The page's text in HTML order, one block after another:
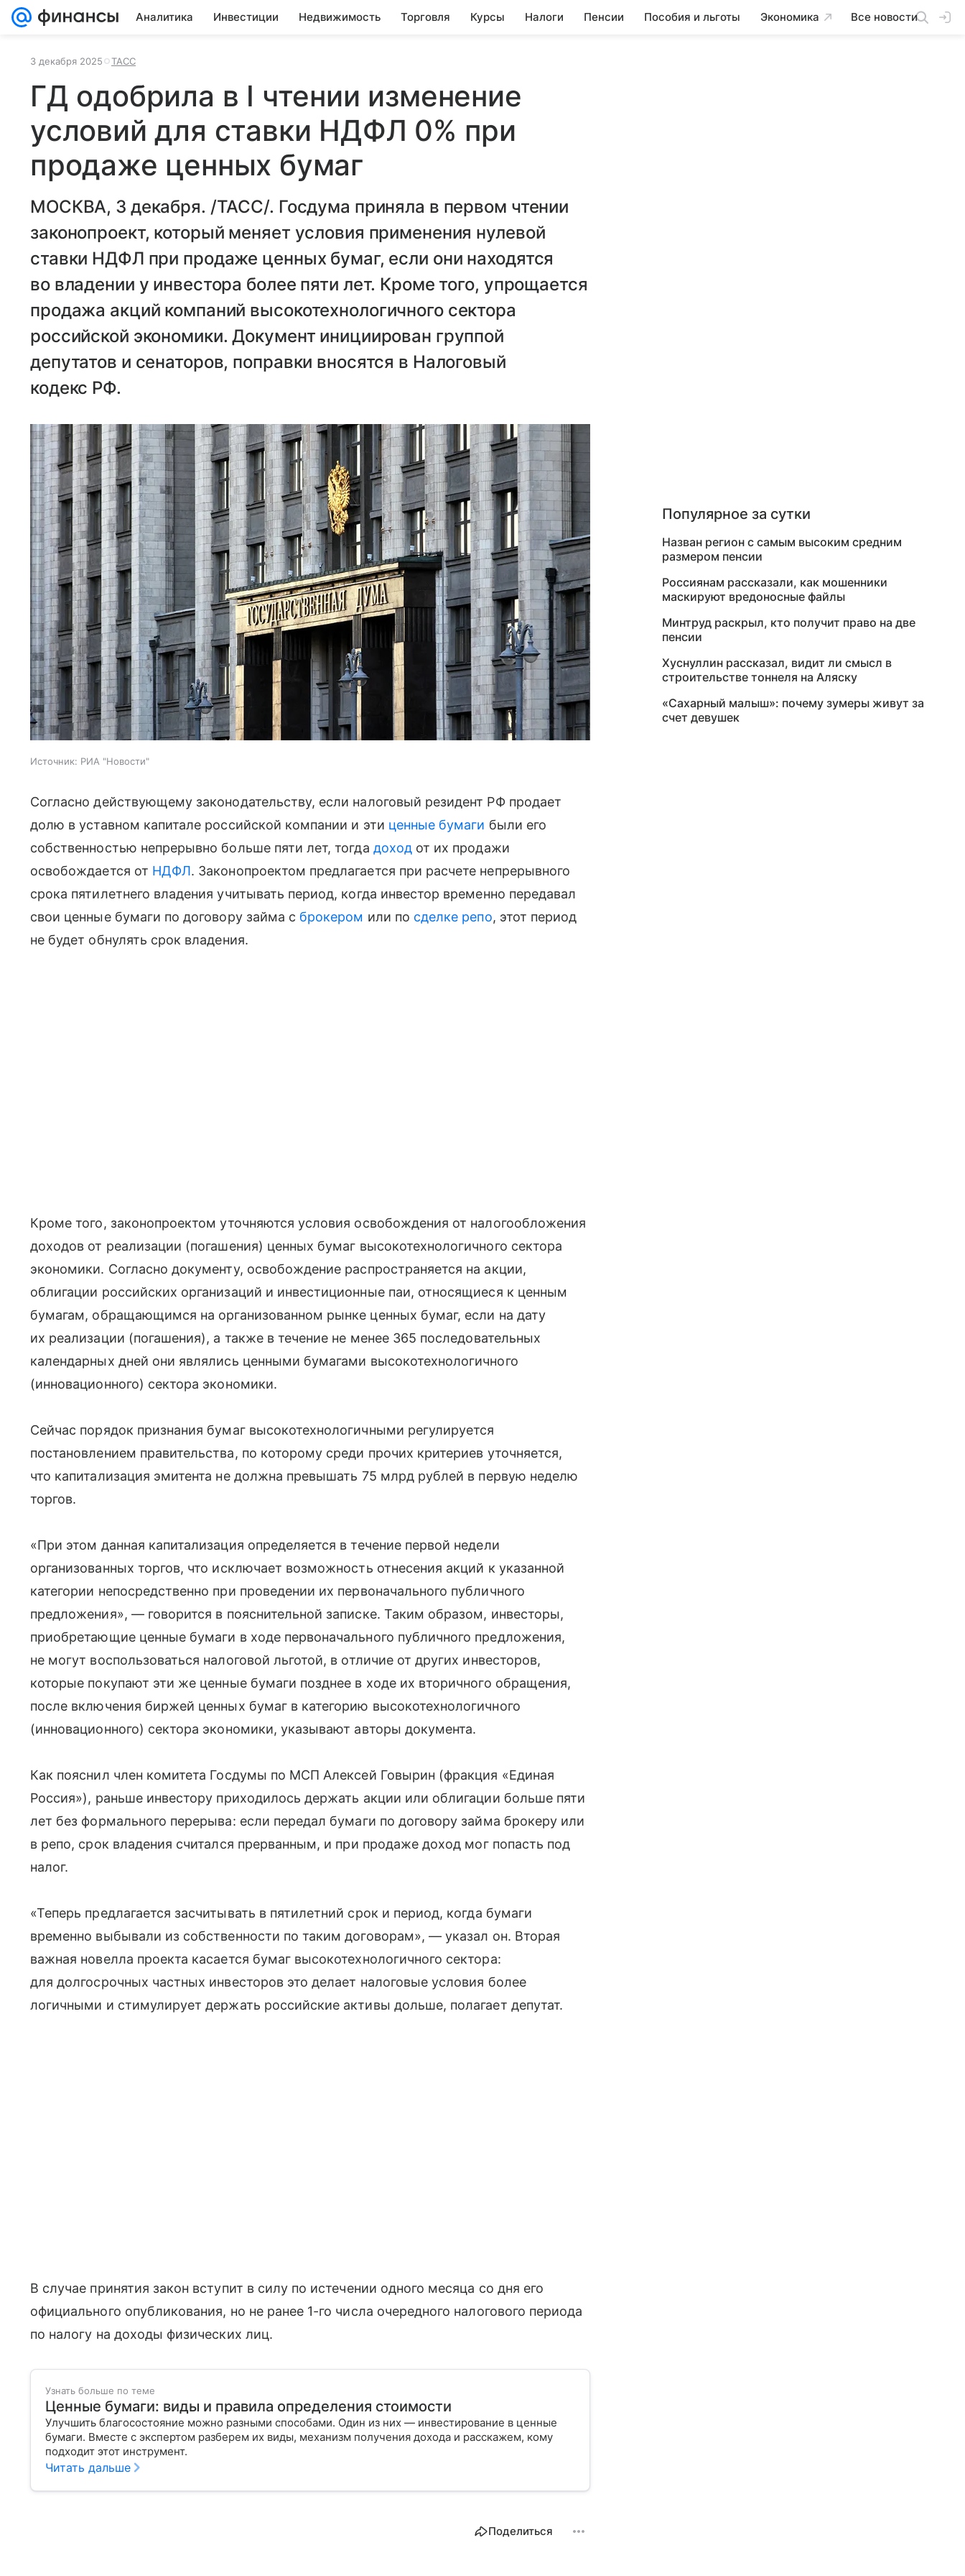
Аналитика Инвестиции Недвижимость Торговля Курсы Налоги Пенсии Пособия и льготы Экономика Все новости
3 декабря 2025 ТАСС
ГД одобрила в I чтении изменение
условий для ставки НДФЛ 0% при
продаже ценных бумаг
МОСКВА, 3 декабря. /ТАСС/. Госдума приняла в первом чтении
законопроект, который меняет условия применения нулевой
ставки НДФЛ при продаже ценных бумаг, если они находятся
во владении у инвестора более пяти лет. Кроме того, упрощается
продажа акций компаний высокотехнологичного сектора
российской экономики. Документ инициирован группой
депутатов и сенаторов, поправки вносятся в Налоговый
кодекс РФ.
Источник: РИА "Новости"
Согласно действующему законодательству, если налоговый резидент РФ продает
долю в уставном капитале российской компании и эти ценные бумаги были его
собственностью непрерывно больше пяти лет, тогда доходот их продажи
освобождается от НДФЛ. Законопроектом предлагается при расчете непрерывного
срока пятилетнего владения учитывать период, когда инвестор временно передавал
свои ценные бумаги по договору займа с брокером или по сделке репо, этот период
не будет обнулять срок владения.
Кроме того, законопроектом уточняются условия освобождения от налогообложения
доходов от реализации (погашения) ценных бумаг высокотехнологичного сектора
экономики. Согласно документу, освобождение распространяется на акции,
облигации российских организаций и инвестиционные паи, относящиеся к ценным
бумагам, обращающимся на организованном рынке ценных бумаг, если на дату
их реализации (погашения), а также в течение не менее 365 последовательных
календарных дней они являлись ценными бумагами высокотехнологичного
(инновационного) сектора экономики.
Сейчас порядок признания бумаг высокотехнологичными регулируется
постановлением правительства, по которому среди прочих критериев уточняется,
что капитализация эмитента не должна превышать 75 млрд рублей в первую неделю
торгов.
«При этом данная капитализация определяется в течение первой недели
организованных торгов, что исключает возможность отнесения акций к указанной
категории непосредственно при проведении их первоначального публичного
предложения», — говорится в пояснительной записке. Таким образом, инвесторы,
приобретающие ценные бумаги в ходе первоначального публичного предложения,
не могут воспользоваться налоговой льготой, в отличие от других инвесторов,
которые покупают эти же ценные бумаги позднее в ходе их вторичного обращения,
после включения биржей ценных бумаг в категорию высокотехнологичного
(инновационного) сектора экономики, указывают авторы документа.
Как пояснил член комитета Госдумы по МСП Алексей Говырин (фракция «Единая
Россия»), раньше инвестору приходилось держать акции или облигации больше пяти
лет без формального перерыва: если передал бумаги по договору займа брокеру или
в репо, срок владения считался прерванным, и при продаже доход мог попасть под
налог.
«Теперь предлагается засчитывать в пятилетний срок и период, когда бумаги
временно выбывали из собственности по таким договорам», — указал он. Вторая
важная новелла проекта касается бумаг высокотехнологичного сектора:
для долгосрочных частных инвесторов это делает налоговые условия более
логичными и стимулирует держать российские активы дольше, полагает депутат.
В случае принятия закон вступит в силу по истечении одного месяца со дня его
официального опубликования, но не ранее 1-го числа очередного налогового периода
по налогу на доходы физических лиц.
Узнать больше по теме
Ценные бумаги: виды и правила определения стоимости
Улучшить благосостояние можно разными способами. Один из них — инвестирование в ценные
бумаги. Вместе с экспертом разберем их виды, механизм получения дохода и расскажем, кому
подходит этот инструмент.
Читать дальше
Поделиться
Популярное за сутки
Назван регион с самым высоким средним
размером пенсии
Россиянам рассказали, как мошенники
маскируют вредоносные файлы
Минтруд раскрыл, кто получит право на две
пенсии
Хуснуллин рассказал, видит ли смысл в
строительстве тоннеля на Аляску
«Сахарный малыш»: почему зумеры живут за
счет девушек